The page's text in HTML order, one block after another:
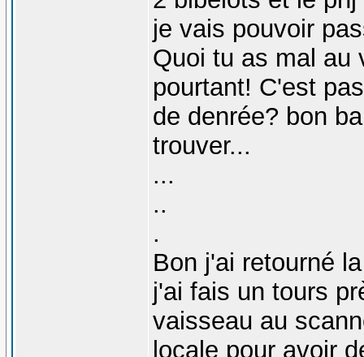
je vais pouvoir
Quoi tu as mal au
pourtant! C'est
de denrée? bon
trouver...
...
..
.
Bon j'ai retourné
j'ai fais un tours
vaisseau au
locale pour avoir